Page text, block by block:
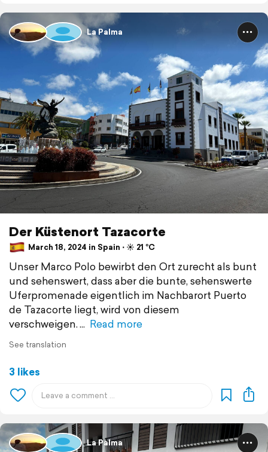
La Palma
Der Küstenort Tazacorte
March 18, 2024 in Spain ⋅ ☀️ 21 °C
Unser Marco Polo bewirbt den Ort zurecht als bunt
und sehenswert, dass aber die bunte, sehenswerte
Uferpromenade eigentlich im Nachbarort Puerto
de Tazacorte liegt, wird von diesem
verschweigen.
Read more
See translation
3 likes
La Palma